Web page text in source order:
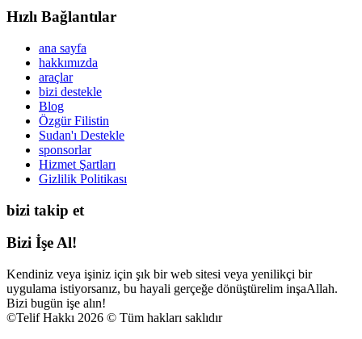
Hızlı Bağlantılar
ana sayfa
hakkımızda
araçlar
bizi destekle
Blog
Özgür Filistin
Sudan'ı Destekle
sponsorlar
Hizmet Şartları
Gizlilik Politikası
bizi takip et
Bizi İşe Al!
Kendiniz veya işiniz için şık bir web sitesi veya yenilikçi bir
uygulama istiyorsanız, bu hayali gerçeğe dönüştürelim inşaAllah.
Bizi bugün işe alın!
©Telif Hakkı 2026 © Tüm hakları saklıdır